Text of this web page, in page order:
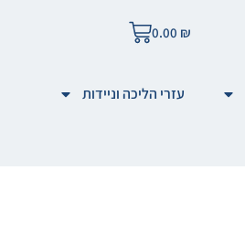
0.00 ₪
עזרי הליכה וניידות